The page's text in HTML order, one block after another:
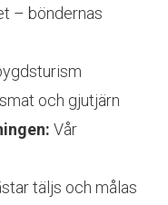
– böndernas
och gjutjärn
Vår
täljs och målas